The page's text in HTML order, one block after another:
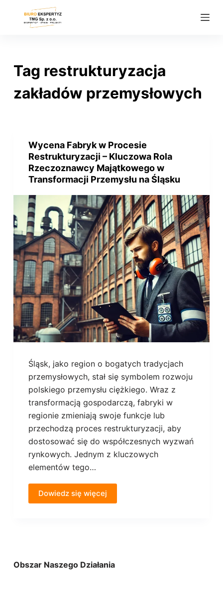
Tag restrukturyzacja
zakładów przemysłowych
Wycena Fabryk w Procesie
Restrukturyzacji – Kluczowa Rola
Rzeczoznawcy Majątkowego w
Transformacji Przemysłu na Śląsku
Śląsk, jako region o bogatych tradycjach
przemysłowych, stał się symbolem rozwoju
polskiego przemysłu ciężkiego. Wraz z
transformacją gospodarczą, fabryki w
regionie zmieniają swoje funkcje lub
przechodzą proces restrukturyzacji, aby
dostosować się do współczesnych wyzwań
rynkowych. Jednym z kluczowych
elementów tego…
Dowiedz się więcej
Obszar Naszego Działania